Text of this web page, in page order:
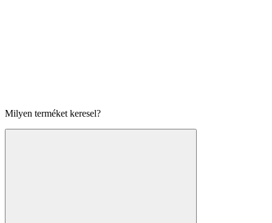
Milyen terméket keresel?